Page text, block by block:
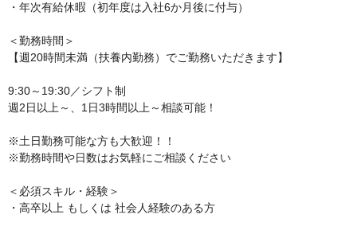
・年次有給休暇（初年度は入社6か月後に付与）
＜勤務時間＞
【週20時間未満（扶養内勤務）でご勤務いただきます】
9:30～19:30／シフト制
週2日以上～、1日3時間以上～相談可能！
※土日勤務可能な方も大歓迎！！
※勤務時間や日数はお気軽にご相談ください
＜必須スキル・経験＞
・高卒以上 もしくは 社会人経験のある方